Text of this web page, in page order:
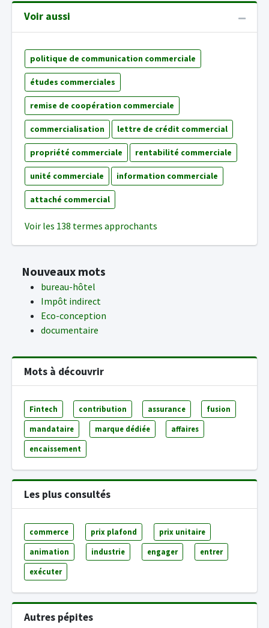
Voir aussi
politique de communication commerciale
études commerciales
remise de coopération commerciale
commercialisation lettre de crédit commercial
propriété commerciale rentabilité commerciale
unité commerciale information commerciale
attaché commercial
Voir les 138 termes approchants
Nouveaux mots
bureau-hôtel
Impôt indirect
Eco-conception
documentaire
Mots à découvrir
Fintech contribution assurance fusion
mandataire marque dédiée affaires
encaissement
Les plus consultés
commerce prix plafond prix unitaire
animation industrie engager entrer
exécuter
Autres pépites